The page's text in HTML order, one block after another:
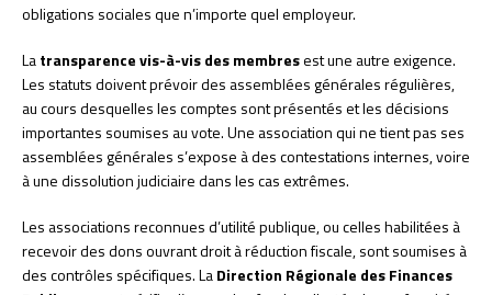
obligations sociales que n’importe quel employeur.
Latransparence vis-à-vis des membresest une autre exigence.
Les statuts doivent prévoir des assemblées générales régulières,
au cours desquelles les comptes sont présentés et les décisions
importantes soumises au vote. Une association qui ne tient pas ses
assemblées générales s’expose à des contestations internes, voire
à une dissolution judiciaire dans les cas extrêmes.
Les associations reconnues d’utilité publique, ou celles habilitées à
recevoir des dons ouvrant droit à réduction fiscale, sont soumises à
des contrôles spécifiques. LaDirection Régionale des Finances